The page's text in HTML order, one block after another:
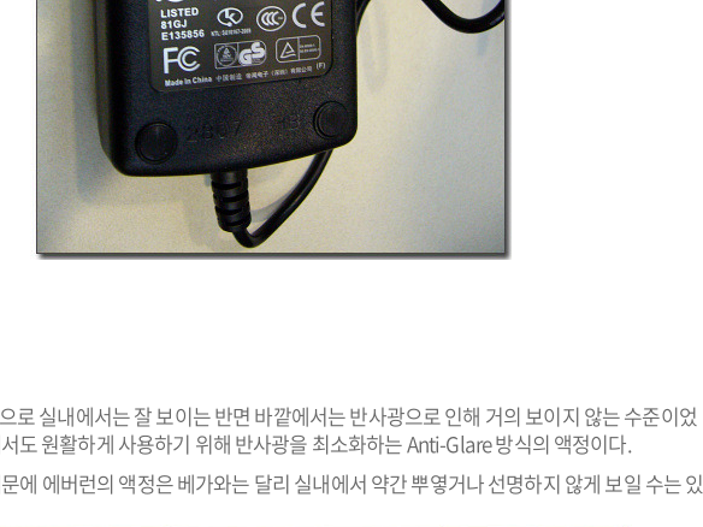
로 실내에서는 잘 보이는 반면 바깥에서는 반사광으로 인해 거의 보이지 않는 수준이었
도 원활하게 사용하기 위해 반사광을 최소화하는 Anti-Glare 방식의 액정이다.
에 에버런의 액정은 베가와는 달리 실내에서 약간 뿌옇거나 선명하지 않게 보일 수는 있